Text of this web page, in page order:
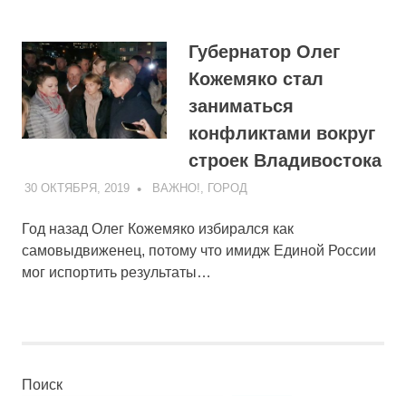
Губернатор Олег
Кожемяко стал
заниматься
конфликтами вокруг
строек Владивостока
30 ОКТЯБРЯ, 2019 ADMIN
ВАЖНО!, ГОРОД
Год назад Олег Кожемяко избирался как
самовыдвиженец, потому что имидж Единой России
мог испортить результаты…
Поиск